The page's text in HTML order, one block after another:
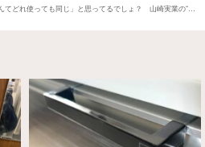
てどれ使っても同じ」と思ってるでしょ？ 山崎実業の“コ